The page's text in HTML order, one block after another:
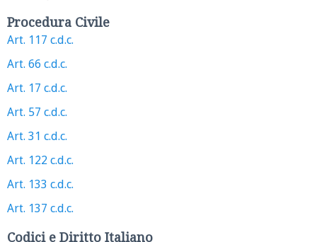
Procedura Civile
Art. 117 c.d.c.
Art. 66 c.d.c.
Art. 17 c.d.c.
Art. 57 c.d.c.
Art. 31 c.d.c.
Art. 122 c.d.c.
Art. 133 c.d.c.
Art. 137 c.d.c.
Codici e Diritto Italiano